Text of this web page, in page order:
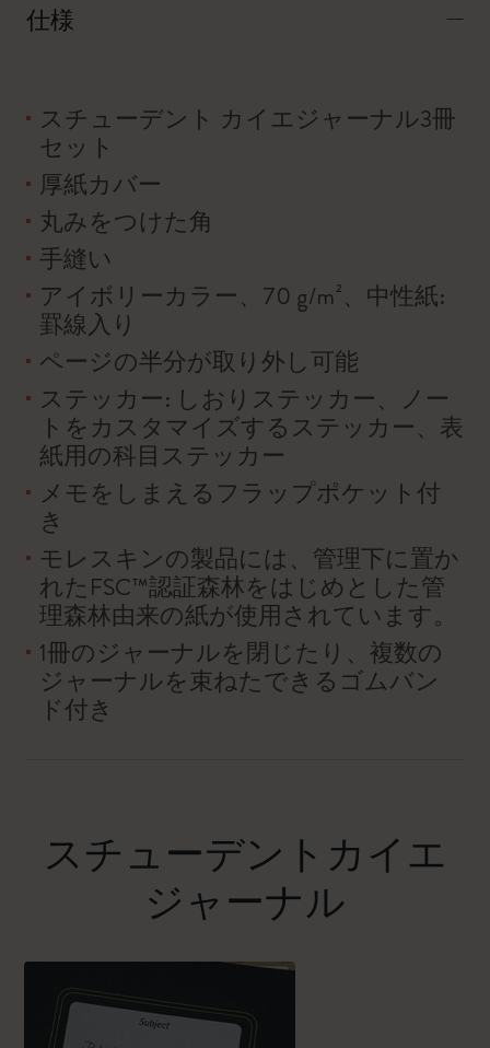
仕様
スチューデント カイエジャーナル3冊
セット
厚紙カバー
丸みをつけた角
手縫い
アイボリーカラー、70 g/m²、中性紙:
罫線入り
ページの半分が取り外し可能
ステッカー: しおりステッカー、ノー
トをカスタマイズするステッカー、表
紙用の科目ステッカー
メモをしまえるフラップポケット付
き
モレスキンの製品には、管理下に置か
れたFSC™認証森林をはじめとした管
理森林由来の紙が使用されています。
1冊のジャーナルを閉じたり、複数の
ジャーナルを束ねたできるゴムバン
ド付き
スチューデントカイエ
ジャーナル